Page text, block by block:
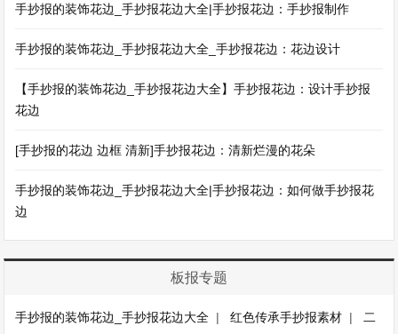
手抄报的装饰花边_手抄报花边大全|手抄报花边：手抄报制作
手抄报的装饰花边_手抄报花边大全_手抄报花边：花边设计
【手抄报的装饰花边_手抄报花边大全】手抄报花边：设计手抄报
花边
[手抄报的花边 边框 清新]手抄报花边：清新烂漫的花朵
手抄报的装饰花边_手抄报花边大全|手抄报花边：如何做手抄报花
边
板报专题
手抄报的装饰花边_手抄报花边大全 |红色传承手抄报素材 | 二